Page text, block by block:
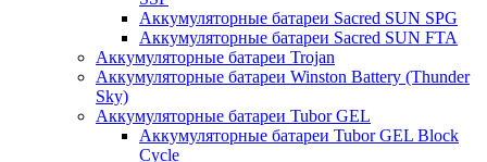
Аккумуляторные батареи Sacred SUN SPG
Аккумуляторные батареи Sacred SUN FTA
Аккумуляторные батареи Trojan
Аккумуляторные батареи Winston Battery (Thunder
Sky)
Аккумуляторные батареи Tubor GEL
Аккумуляторные батареи Tubor GEL Block
Cycle